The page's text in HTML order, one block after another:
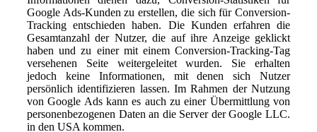
Google Ads-Kunden zu erstellen, die sich für Conversion-
Tracking entschieden haben. Die Kunden erfahren die
Gesamtanzahl der Nutzer, die auf ihre Anzeige geklickt
haben und zu einer mit einem Conversion-Tracking-Tag
versehenen Seite weitergeleitet wurden. Sie erhalten
jedoch keine Informationen, mit denen sich Nutzer
persönlich identifizieren lassen. Im Rahmen der Nutzung
von Google Ads kann es auch zu einer Übermittlung von
personenbezogenen Daten an die Server der Google LLC.
in den USA kommen.